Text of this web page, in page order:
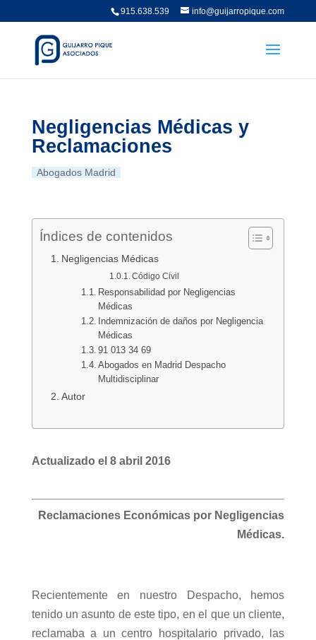
915.638.539 info@guijarropique.com
Negligencias Médicas y
Reclamaciones
Abogados Madrid
Índices de contenidos
Negligencias Médicas
Código Civil
Responsabilidad por Negligencias
Médicas
Indemnización de daños por Negligencia
Médicas
91 013 34 69
Abogados en Madrid Despacho
Multidisciplinar
Autor
Actualizado el 8 abril 2016
Reclamaciones Económicas por Negligencias
Médicas.
Recientemente en nuestro Despacho, hemos
tenido un asunto de este tipo, en el que un cliente,
reclamaba a un centro hospitalario privado, las